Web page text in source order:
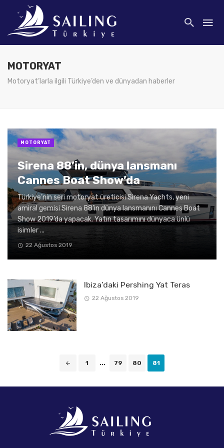
MOTORYAT
Motoryat’larla ilgili Türkiye’den ve dünyadan haberler
Sirena 88’in, dünya lansmanı
Cannes Boat Show’da
Türkiye’nin seri motoryat üreticisi Sirena Yachts, yeni
amiral gemisi Sirena 88’in dünya lansmanını Cannes Boat
Show 2019’da yapacak. Yatın tasarımını dünyaca ünlü
isimler ...
22 Ağustos 2019
MOTORYAT
Ibiza’daki Pershing Yat Teras
22 Ağustos 2019
1 ... 79 80 81